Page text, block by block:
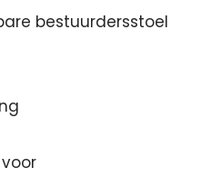
bestuurdersstoel